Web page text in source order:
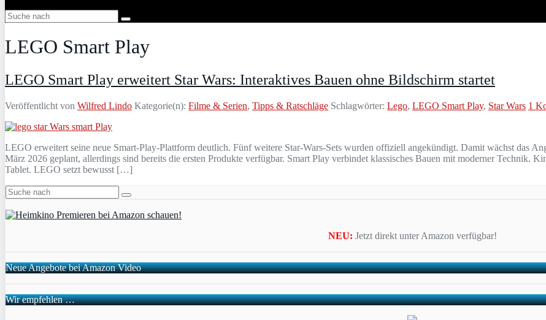
LEGO Smart Play
LEGO Smart Play erweitert Star Wars: Interaktives Bauen ohne Bildschirm startet
Veröffentlicht von Wilfred Lindo Kategorie(n): Filme & Serien, Tipps & Ratschläge Schlagwörter: Lego, LEGO Smart Play, Star Wars 1
LEGO erweitert seine neue Smart‑Play‑Plattform deutlich. Fünf weitere Star‑Wars‑Sets wurden offiziell angekündigt. Damit wächst das
März 2026 geplant, allerdings sind bereits die ersten Produkte verfügbar. Smart Play verbindet klassisches Bauen mit moderner Technik.
Tablet. LEGO setzt bewusst […]
NEU: Jetzt direkt unter Amazon verfügbar!
Neue Angebote bei Amazon Video
Wir empfehlen …